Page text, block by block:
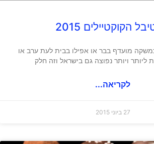
הקוקטיילים 2015
מועדף בבר או אפילו בבית לעת ערב או
ליותר ויותר נפוצה גם בישראל וזה חלק
לקריאה...
27 ביוני 2015